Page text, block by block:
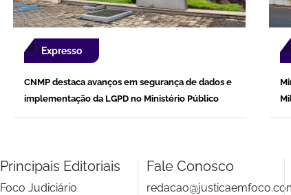
Expresso
CNMP destaca avanços em segurança de dados e
implementação da LGPD no Ministério Público
Principais Editoriais
Foco Judiciário
Fale Conosco